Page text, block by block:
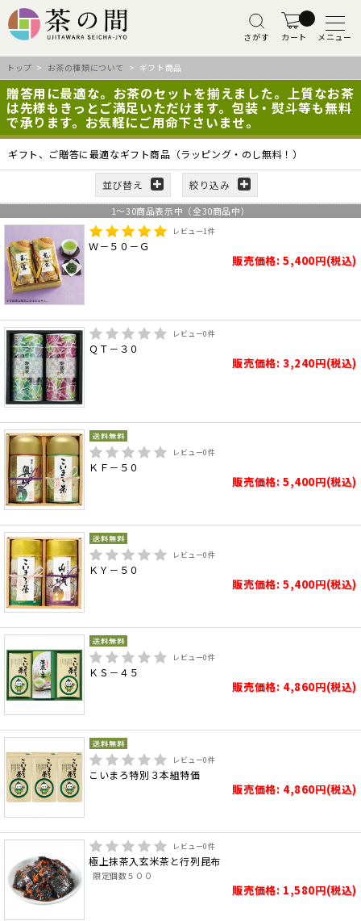
さがす カート メニュー
トップ > お茶の種類について > ギフト商品
贈答用に最適な。お茶のセットを揃えました。上質なお茶
は先様もきっとご満足いただけます。包装・熨斗等も無料
で承ります。お気軽にご用命下さいませ。
ギフト、ご贈答に最適なギフト商品（ラッピング・のし無料！）
並び替え 絞り込み
1～30商品表示中（全30商品中）
レビュー1件
Ｗ－５０－Ｇ
販売価格: 5,400円(税込)
レビュー0件
ＱＴ－３０
販売価格: 3,240円(税込)
レビュー0件
ＫＦ－５０
販売価格: 5,400円(税込)
レビュー0件
ＫＹ－５０
販売価格: 5,400円(税込)
レビュー0件
ＫＳ－４５
販売価格: 4,860円(税込)
レビュー0件
こいまろ特別３本組特価
販売価格: 4,860円(税込)
レビュー0件
極上抹茶入玄米茶と行列昆布
限定個数５００
販売価格: 1,580円(税込)